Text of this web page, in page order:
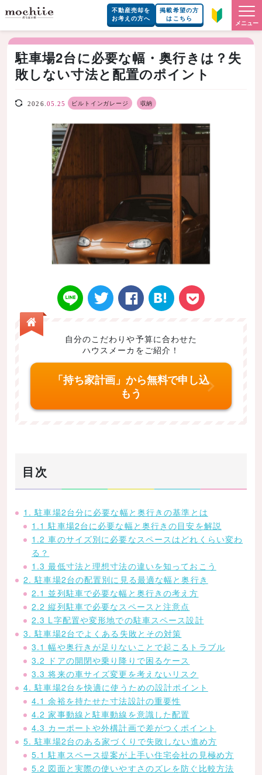
不動産売却を
お考えの方へ
掲載希望の方
はこちら
メニュー
駐車場2台に必要な幅・奥行きは？失
敗しない寸法と配置のポイント
2026. 05.25 ビルトインガレージ 収納
Twitt Face はてなブ
自分のこだわりや予算に合わせた
ハウスメーカをご紹介！
「持ち家計画」から無料で申し込
もう
目次
1. 駐車場2台分に必要な幅と奥行きの基準とは
1.1 駐車場2台に必要な幅と奥行きの目安を解説
1.2 車のサイズ別に必要なスペースはどれくらい変わ
る？
1.3 最低寸法と理想寸法の違いを知っておこう
2. 駐車場2台の配置別に見る最適な幅と奥行き
2.1 並列駐車で必要な幅と奥行きの考え方
2.2 縦列駐車で必要なスペースと注意点
2.3 L字配置や変形地での駐車スペース設計
3. 駐車場2台でよくある失敗とその対策
3.1 幅や奥行きが足りないことで起こるトラブル
3.2 ドアの開閉や乗り降りで困るケース
3.3 将来の車サイズ変更を考えないリスク
4. 駐車場2台を快適に使うための設計ポイント
4.1 余裕を持たせた寸法設計の重要性
4.2 家事動線と駐車動線を意識した配置
4.3 カーポートや外構計画で差がつくポイント
5. 駐車場2台のある家づくりで失敗しない進め方
5.1 駐車スペース提案が上手い住宅会社の見極め方
5.2 図面と実際の使いやすさのズレを防ぐ比較方法